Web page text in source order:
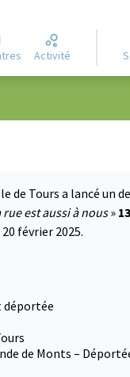
Activité
de Tours a lancé un
rue est aussi à nous»
février 2025.
déportée
de Monts –